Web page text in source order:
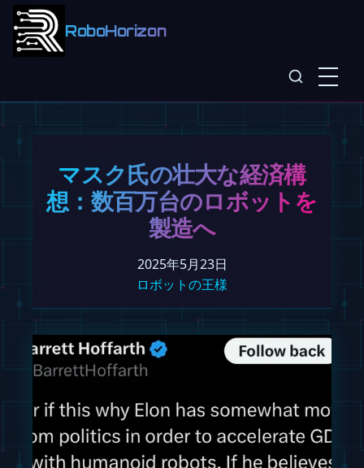
RoboHorizon
マスク氏の壮大な経済構
想：数百万台のロボットを
製造へ
2025年5月23日
ロボットの王様